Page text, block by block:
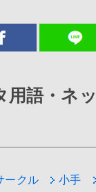
用語・ネ
ークル
小手